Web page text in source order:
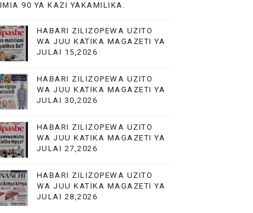
NA UWEKEZAJI.
90 YA KAZI YAKAMILIKA.
HABARI ZILIZOPEWA UZITO
WA JUU KATIKA MAGAZETI YA
JULAI 15,2026
HABARI ZILIZOPEWA UZITO
WA JUU KATIKA MAGAZETI YA
JULAI 30,2026
HABARI ZILIZOPEWA UZITO
WA JUU KATIKA MAGAZETI YA
JULAI 27,2026
HABARI ZILIZOPEWA UZITO
WA JUU KATIKA MAGAZETI YA
JULAI 28,2026